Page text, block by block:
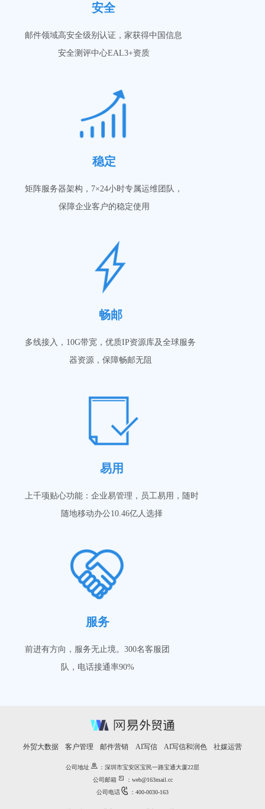
安全
邮件领域高安全级别认证，家获得中国信息
安全测评中心EAL3+资质
稳定
矩阵服务器架构，7×24小时专属运维团队，
保障企业客户的稳定使用
畅邮
多线接入，10G带宽，优质IP资源库及全球服务
器资源，保障畅邮无阻
易用
上千项贴心功能：企业易管理，员工易用，随时
随地移动办公10.46亿人选择
服务
前进有方向，服务无止境。300名客服团
队，电话接通率90%
外贸大数据 客户管理 邮件营销 AI写信 AI写信和润色 社媒运营
公司地址  ：深圳市宝安区宝民一路宝通大厦22层
公司邮箱
：web@163mail.cc
公司电话 ：400-0030-163